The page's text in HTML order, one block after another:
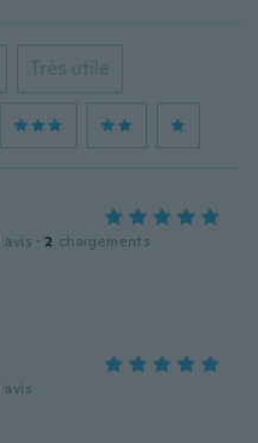
Très utile
avis · 2 chargements
avis